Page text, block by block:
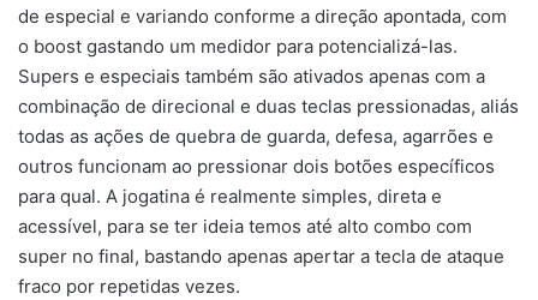
de especial e variando conforme a direção apontada, com
o boost gastando um medidor para potencializá-las.
Supers e especiais também são ativados apenas com a
combinação de direcional e duas teclas pressionadas, aliás
todas as ações de quebra de guarda, defesa, agarrões e
outros funcionam ao pressionar dois botões específicos
para qual. A jogatina é realmente simples, direta e
acessível, para se ter ideia temos até alto combo com
super no final, bastando apenas apertar a tecla de ataque
fraco por repetidas vezes.